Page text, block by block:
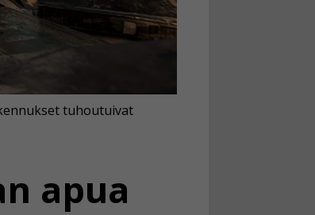
apua
tuhoutuivat